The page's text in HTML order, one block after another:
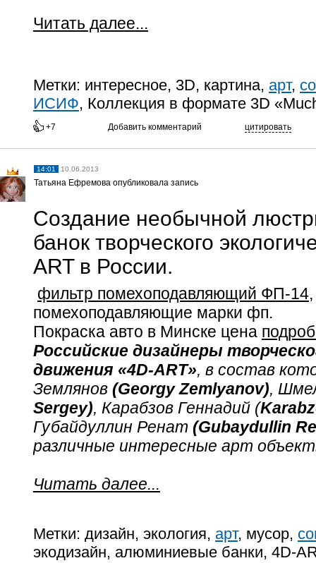
Читать далее...
Метки: интересное, 3D, картина, арт,
ИСИФ, Коллекция в формате 3D
+7 Добавить комментарий цитировать
14:01 10.06.2013
Татьяна Ефремова опубликовала запись
Создание необычной
банок творческого
ART в России.
фильтр помехоподавляющий ФП-14
помехоподавляющие марки фп.
Покраска авто в Минске цена
Российские дизайнеры
движения «4D-ART», в состав
Землянов (Georgy Zemlyanov),
Sergey), Карабзов Геннадий (
Губайдуллин Ренат (Gubaydullin
различные интересные арт
Читать далее...
Метки: дизайн, экология, арт, мусор,
экодизайн, алюминиевые банки, 4D-